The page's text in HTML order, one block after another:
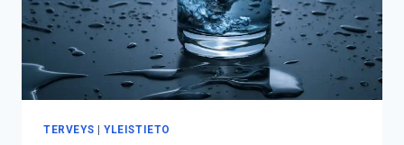
TERVEYS YLEISTIETO